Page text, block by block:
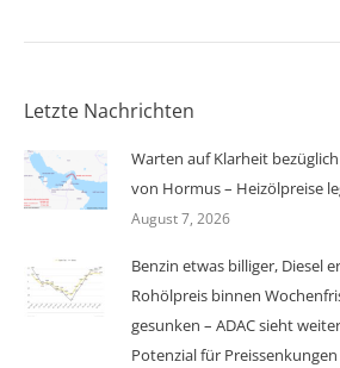
Letzte Nachrichten
Warten auf Klarheit
von Hormus – Heizölpreise
August 7, 2026
Benzin etwas billiger, Diesel
Rohölpreis binnen
gesunken – ADAC sieht
Potenzial für Preissenkungen